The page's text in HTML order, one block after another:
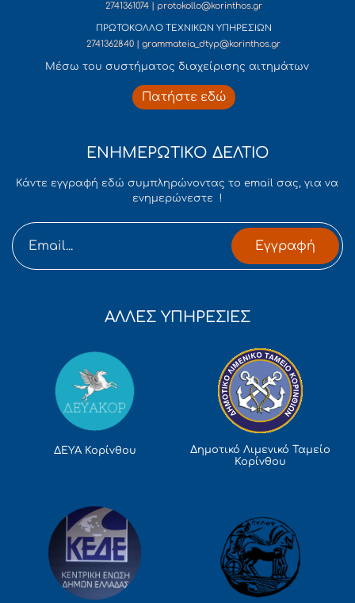
2741361074 | protokollo@korinthos.gr
ΠΡΩΤΟΚΟΛΛΟ ΤΕΧΝΙΚΩΝ ΥΠΗΡΕΣΙΩΝ
2741362840 | grammateia_dtyp@korinthos.gr
Mέσω του συστήματος διαχείρισης αιτημάτων
Πατήστε εδώ
ΕΝΗΜΕΡΩΤΙΚΟ ΔΕΛΤΙΟ
Κάντε εγγραφή εδώ συμπληρώνοντας το email σας, για να
ενημερώνεστε !
Εγγραφή
ΑΛΛΕΣ ΥΠΗΡΕΣΙΕΣ
ΔΕΥΑ Κορίνθου
Δημοτικό Λιμενικό Ταμείο
Κορίνθου